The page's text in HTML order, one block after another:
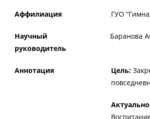
Аффилиация ГУО
Научный
руководитель
Баранова
Аннотация Цель: